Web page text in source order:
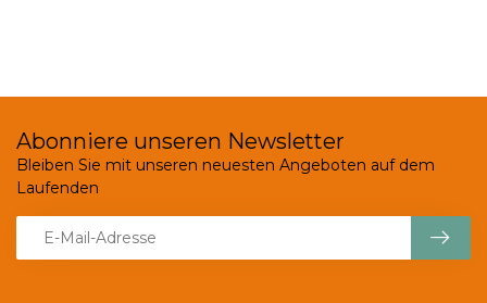
Abonniere unseren Newsletter
Bleiben Sie mit unseren neuesten Angeboten auf dem
Laufenden